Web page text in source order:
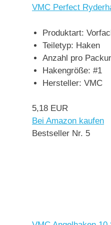
VMC Perfect
Produktart:
Teiletyp: Haken
Anzahl pro
Hakengröße: #1
Hersteller: VMC
5,18 EUR
Bei Amazon kaufen
Bestseller Nr. 5